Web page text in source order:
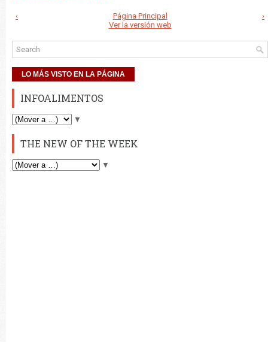
‹ ›
Página Principal
Ver la versión web
LO MÁS VISTO EN LA PÁGINA
INFOALIMENTOS
▼
THE NEW OF THE WEEK
▼